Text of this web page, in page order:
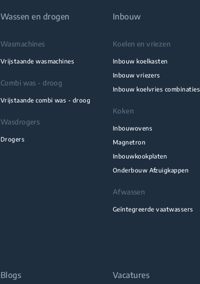
Wassen en drogen
Wasmachines
Vrijstaande wasmachines
Combi was - droog
Vrijstaande combi was - droog
Wasdrogers
Drogers
Inbouw
Koelen en vriezen
Inbouw koelkasten
Inbouw vriezers
Inbouw koelvries combinaties
Koken
Inbouwovens
Magnetron
Inbouwkookplaten
Onderbouw Afzuigkappen
Afwassen
Geïntegreerde vaatwassers
Blogs Vacatures